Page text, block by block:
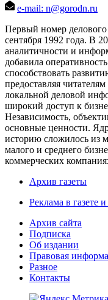
e-mail: n@gorodn.ru
Первый номер
сентября 1992 года. В
аналитичности и
добавила
способствовать
предоставляя
локальной деловой
широкий доступ к
Независимость,
основные ценности.
историю сложилось из
малого и среднего
коммерческих
Архив газеты
Реклама в газете
Архив сайта
Подписка
Об издании
Правовая
Разное
Контакты